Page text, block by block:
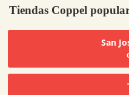
Tiendas Coppel
San